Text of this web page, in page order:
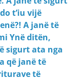
t’iu vijë
A janë të
Ynë ditën,
sigurt ata nga
që janë të
të